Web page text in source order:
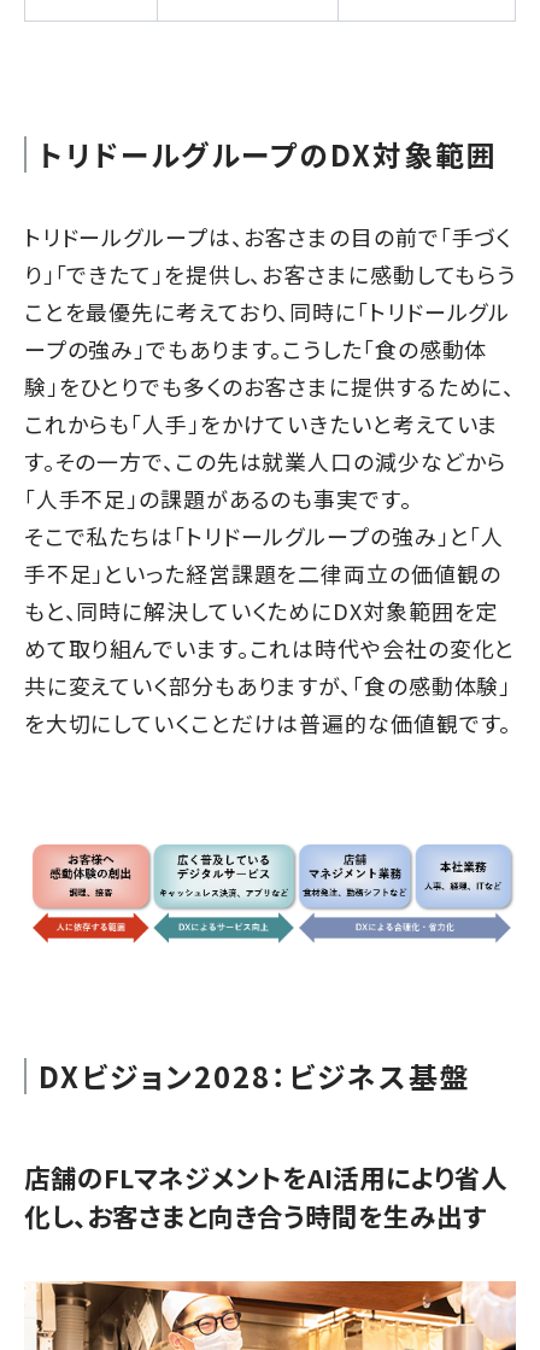
トリドールグループのDX対象範囲
トリドールグループは、お客さまの目の前で「手づく
り」「できたて」を提供し、お客さまに感動してもらう
ことを最優先に考えており、同時に「トリドールグル
ープの強み」でもあります。こうした「食の感動体
験」をひとりでも多くのお客さまに提供するために、
これからも「人手」をかけていきたいと考えていま
す。その一方で、この先は就業人口の減少などから
「人手不足」の課題があるのも事実です。
そこで私たちは「トリドールグループの強み」と「人
手不足」といった経営課題を二律両立の価値観の
もと、同時に解決していくためにDX対象範囲を定
めて取り組んでいます。これは時代や会社の変化と
共に変えていく部分もありますが、「食の感動体験」
を大切にしていくことだけは普遍的な価値観です。
DXビジョン2028：ビジネス基盤
店舗のFLマネジメントをAI活用により省人
化し、お客さまと向き合う時間を生み出す